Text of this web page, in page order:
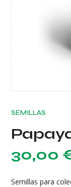
SEMILLAS
30,00
Semillas para